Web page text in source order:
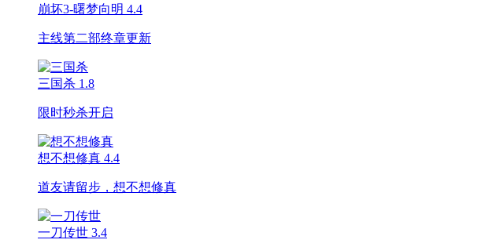
崩坏3-曙梦向明 4.4
主线第二部终章更新
三国杀 1.8
限时秒杀开启
想不想修真 4.4
道友请留步，想不想修真
一刀传世 3.4